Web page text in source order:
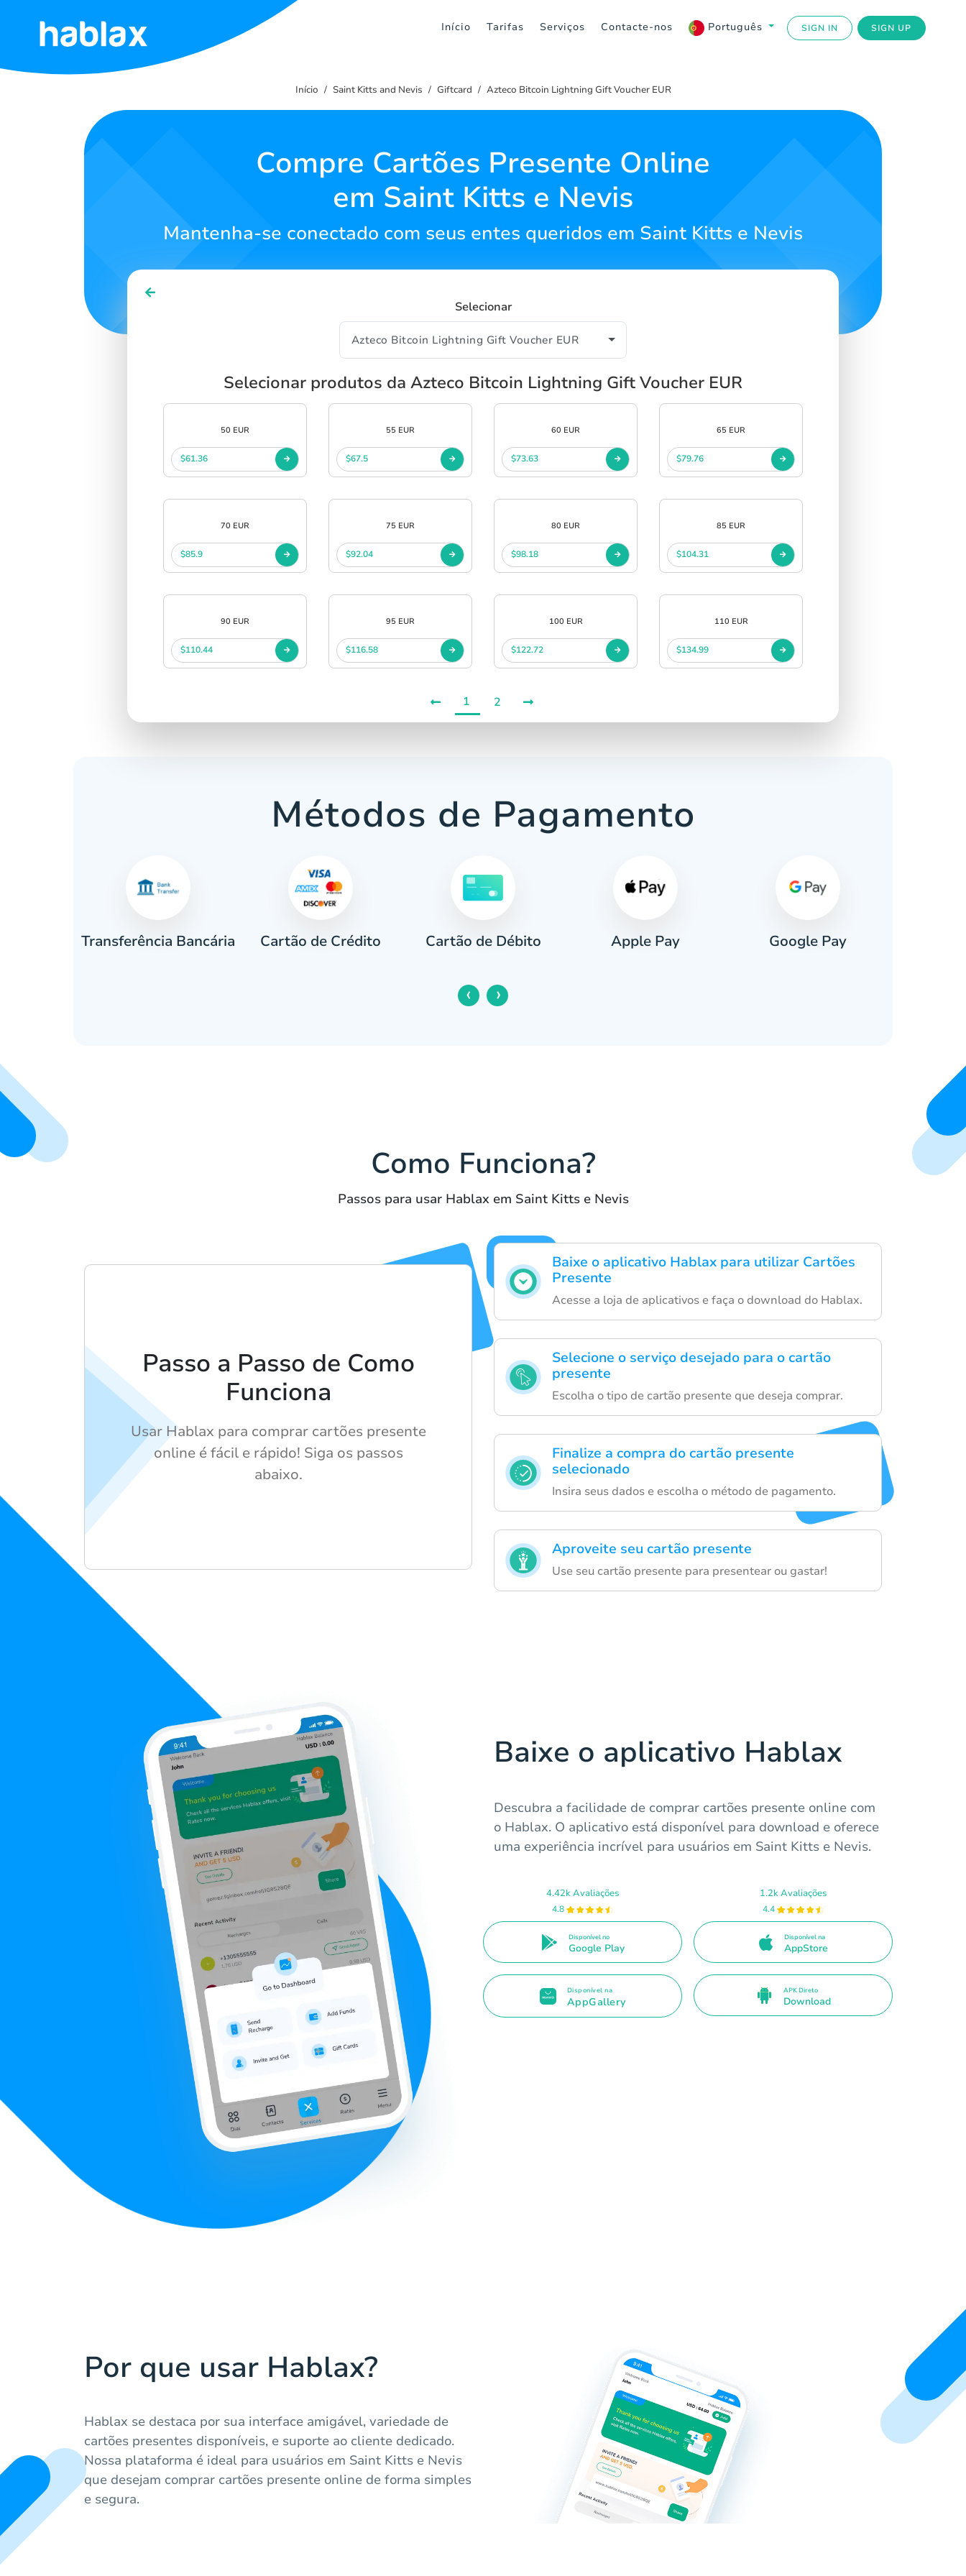
Início Tarifas Serviços Contacte-nos Português SIGN IN SIGN UP
Início
Início Saint Kitts and Nevis Giftcard Azteco Bitcoin Lightning Gift Voucher EUR
Compre Cartões Presente Online
em Saint Kitts e Nevis
Mantenha-se conectado com seus entes queridos em Saint Kitts e Nevis
Selecionar
Selecionar produtos da Azteco Bitcoin Lightning Gift Voucher EUR
50 EUR
$61.36
55 EUR
$67.5
60 EUR
$73.63
65 EUR
$79.76
70 EUR
$85.9
75 EUR
$92.04
80 EUR
$98.18
85 EUR
$104.31
90 EUR
$110.44
95 EUR
$116.58
100 EUR
$122.72
110 EUR
$134.99
1 2
Métodos de Pagamento
Transferência Bancária Cartão de Crédito Cartão de Débito Apple Pay Google Pay
‹ ›
Como Funciona?
Passos para usar Hablax em Saint Kitts e Nevis
Baixe o aplicativo Hablax para utilizar Cartões
Presente
Acesse a loja de aplicativos e faça o download do Hablax.
Selecione o serviço desejado para o cartão
presente
Escolha o tipo de cartão presente que deseja comprar.
Finalize a compra do cartão presente
selecionado
Insira seus dados e escolha o método de pagamento.
Aproveite seu cartão presente
Use seu cartão presente para presentear ou gastar!
Passo a Passo de Como
Funciona
Usar Hablax para comprar cartões presente
online é fácil e rápido! Siga os passos
abaixo.
Baixe o aplicativo Hablax
Descubra a facilidade de comprar cartões presente online com
o Hablax. O aplicativo está disponível para download e oferece
uma experiência incrível para usuários em Saint Kitts e Nevis.
4.42k Avaliações
4.8
Disponível no
Google Play
1.2k Avaliações
4.4
Disponível na
AppStore
Disponível na
AppGallery
APK Direto
Download
Por que usar Hablax?
Hablax se destaca por sua interface amigável, variedade de
cartões presentes disponíveis, e suporte ao cliente dedicado.
Nossa plataforma é ideal para usuários em Saint Kitts e Nevis
que desejam comprar cartões presente online de forma simples
e segura.